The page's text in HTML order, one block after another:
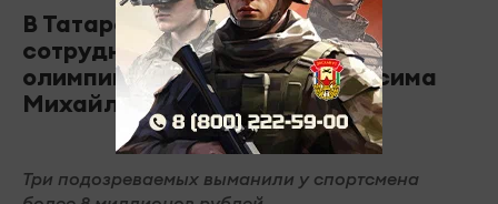
В Татарстане арестовали
сотрудника ГИБДД за обман
олимпийского чемпиона Максима
Михайлова
Три подозреваемых выманили у спортсмена